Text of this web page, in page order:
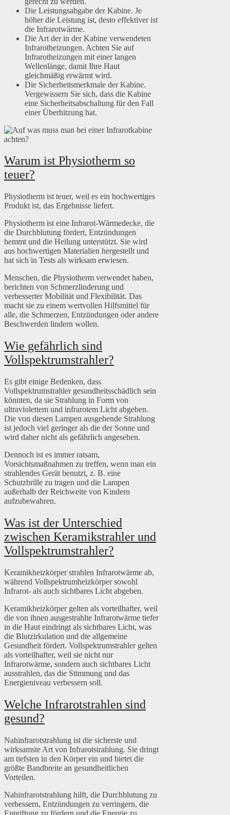
Die Leistungsabgabe der Kabine. Je
höher die Leistung ist, desto effektiver ist
die Infrarotwärme.
Die Art der in der Kabine verwendeten
Infrarotheizungen. Achten Sie auf
Infrarotheizungen mit einer langen
Wellenlänge, damit Ihre Haut
gleichmäßig erwärmt wird.
Die Sicherheitsmerkmale der Kabine.
Vergewissern Sie sich, dass die Kabine
eine Sicherheitsabschaltung für den Fall
einer Überhitzung hat.
Warum ist Physiotherm so
teuer?
Physiotherm ist teuer, weil es ein hochwertiges
Produkt ist, das Ergebnisse liefert.
Physiotherm ist eine Infrarot-Wärmedecke, die
die Durchblutung fördert, Entzündungen
hemmt und die Heilung unterstützt. Sie wird
aus hochwertigen Materialien hergestellt und
hat sich in Tests als wirksam erwiesen.
Menschen, die Physiotherm verwendet haben,
berichten von Schmerzlinderung und
verbesserter Mobilität und Flexibilität. Das
macht sie zu einem wertvollen Hilfsmittel für
alle, die Schmerzen, Entzündungen oder andere
Beschwerden lindern wollen.
Wie gefährlich sind
Vollspektrumstrahler?
Es gibt einige Bedenken, dass
Vollspektrumstrahler gesundheitsschädlich sein
könnten, da sie Strahlung in Form von
ultraviolettem und infrarotem Licht abgeben.
Die von diesen Lampen ausgehende Strahlung
ist jedoch viel geringer als die der Sonne und
wird daher nicht als gefährlich angesehen.
Dennoch ist es immer ratsam,
Vorsichtsmaßnahmen zu treffen, wenn man ein
strahlendes Gerät benutzt, z. B. eine
Schutzbrille zu tragen und die Lampen
außerhalb der Reichweite von Kindern
aufzubewahren.
Was ist der Unterschied
zwischen Keramikstrahler und
Vollspektrumstrahler?
Keramikheizkörper strahlen Infrarotwärme ab,
während Vollspektrumheizkörper sowohl
Infrarot- als auch sichtbares Licht abgeben.
Keramikheizkörper gelten als vorteilhafter, weil
die von ihnen ausgestrahlte Infrarotwärme tiefer
in die Haut eindringt als sichtbares Licht, was
die Blutzirkulation und die allgemeine
Gesundheit fördert. Vollspektrumstrahler gelten
als vorteilhafter, weil sie nicht nur
Infrarotwärme, sondern auch sichtbares Licht
ausstrahlen, das die Stimmung und das
Energieniveau verbessern soll.
Welche Infrarotstrahlen sind
gesund?
Nahinfrarotstrahlung ist die sicherste und
wirksamste Art von Infrarotstrahlung. Sie dringt
am tiefsten in den Körper ein und bietet die
größte Bandbreite an gesundheitlichen
Vorteilen.
Nahinfrarotstrahlung hilft, die Durchblutung zu
verbessern, Entzündungen zu verringern, die
Entgiftung zu fördern und die Energie zu